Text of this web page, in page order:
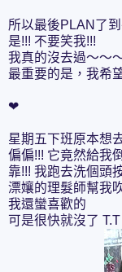
所以最後PLAN了
是!!! 不要笑我!!!
我真的沒去過～～
最重要的是，我希
❤
星期五下班原本想
偏偏!!! 它竟然給我
靠!!! 我跑去洗個頭
漂孃的理髮師幫我
我還蠻喜歡的
可是很快就沒了 T.T